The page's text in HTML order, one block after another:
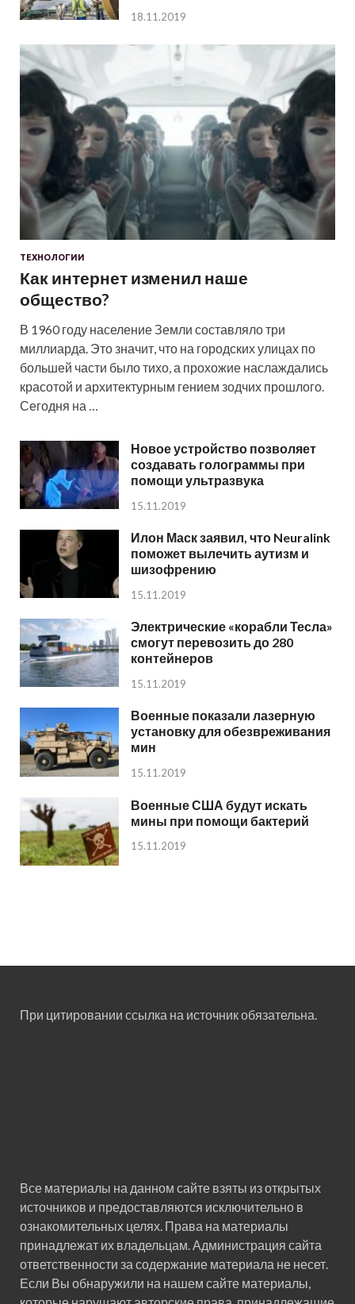
18.11.2019
ТЕХНОЛОГИИ
Как интернет изменил наше
общество?
В 1960 году население Земли составляло три
миллиарда. Это значит, что на городских улицах по
большей части было тихо, а прохожие наслаждались
красотой и архитектурным гением зодчих прошлого.
Сегодня на …
Новое устройство позволяет
создавать голограммы при
помощи ультразвука
15.11.2019
Илон Маск заявил, что Neuralink
поможет вылечить аутизм и
шизофрению
15.11.2019
Электрические «корабли Тесла»
смогут перевозить до 280
контейнеров
15.11.2019
Военные показали лазерную
установку для обезвреживания
мин
15.11.2019
Военные США будут искать
мины при помощи бактерий
15.11.2019
При цитировании ссылка на источник обязательна.
Все материалы на данном сайте взяты из открытых
источников и предоставляются исключительно в
ознакомительных целях. Права на материалы
принадлежат их владельцам. Администрация сайта
ответственности за содержание материала не несет.
Если Вы обнаружили на нашем сайте материалы,